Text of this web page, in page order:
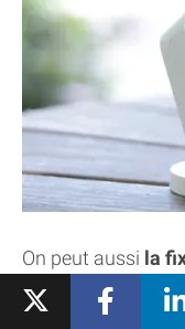
On peut aussi la
traditionnel,
mais il reste